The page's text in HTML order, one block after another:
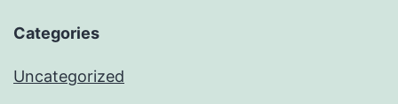
Categories
Uncategorized